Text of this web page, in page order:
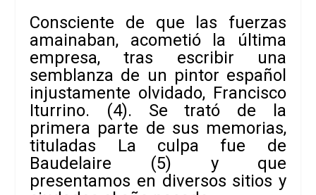
Consciente de que las fuerzas
amainaban, acometió la última
empresa,tras escribir una
semblanza de un pintor español
injustamente olvidado, Francisco
Iturrino. (4). Se trató de la
primera parte de sus memorias,
tituladas La culpa fue de
Baudelaire (5) y que
presentamos en diversos sitios y